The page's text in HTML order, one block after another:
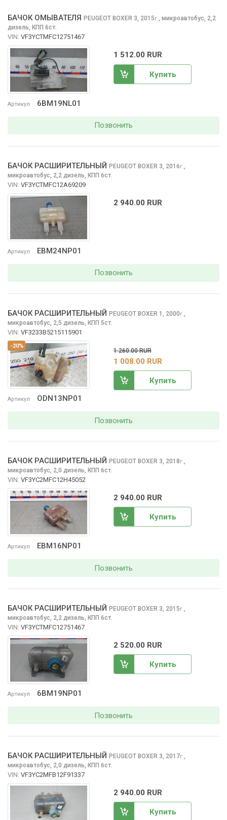
Артикул 6BM19NL01
БАЧОК ОМЫВАТЕЛЯ PEUGEOT BOXER 3, 2015г., микроавтобус, 2,2
дизель, КПП 6ст.
VIN: VF3YCTMFC12751467
1 512.00 RUR
Купить
Позвонить
Артикул EBM24NP01
БАЧОК РАСШИРИТЕЛЬНЫЙ PEUGEOT BOXER 3, 2016г.
микроавтобус, 2,2 дизель, КПП 6ст.
VIN: VF3YCTMFC12A69209
2 940.00 RUR
Позвонить
-20%
Артикул ODN13NP01
БАЧОК РАСШИРИТЕЛЬНЫЙ PEUGEOT BOXER 1, 2000г.
микроавтобус, 2,5 дизель, КПП 5ст.
VIN: VF3233B5215115901
1 260.00 RUR
1 008.00 RUR
Купить
Позвонить
Артикул EBM16NP01
БАЧОК РАСШИРИТЕЛЬНЫЙ PEUGEOT BOXER 3, 2018г.
микроавтобус, 2,0 дизель, КПП 6ст.
VIN: VF3YC2MFC12H45052
2 940.00 RUR
Купить
Позвонить
Артикул 6BM19NP01
БАЧОК РАСШИРИТЕЛЬНЫЙ PEUGEOT BOXER 3, 2015г.
микроавтобус, 2,2 дизель, КПП 6ст.
VIN: VF3YCTMFC12751467
2 520.00 RUR
Купить
Позвонить
БАЧОК РАСШИРИТЕЛЬНЫЙ PEUGEOT BOXER 3, 2017г.
микроавтобус, 2,0 дизель, КПП 6ст.
VIN: VF3YC2MFB12F91337
2 940.00 RUR
Купить